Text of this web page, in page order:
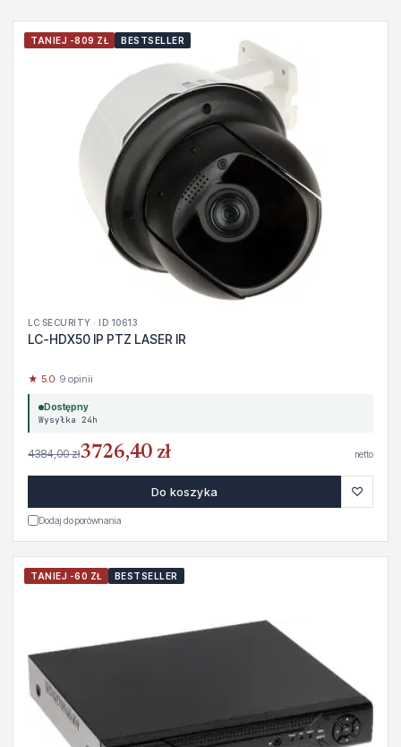
TANIEJ -809 ZŁ BESTSELLER
LC SECURITY · ID 10613
LC-HDX50 IP PTZ LASER IR
★ 5.0· 9 opinii
Dostępny
Wysyłka 24h
4384,00 zł3726,40 zł netto
Do koszyka ♡
Dodaj do porównania
TANIEJ -60 ZŁ BESTSELLER